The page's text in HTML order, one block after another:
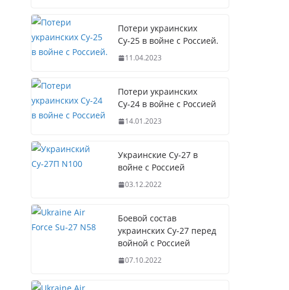
Потери украинских
Су-25 в войне с Россией.
11.04.2023
Потери украинских
Су-24 в войне с Россией
14.01.2023
Украинские Су-27 в
войне с Россией
03.12.2022
Боевой состав
украинских Су-27 перед
войной с Россией
07.10.2022